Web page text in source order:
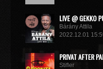
LIVE @ GEKKO
Bárány Attila
2022.12.01
PRIVAT AFTER
Stifler